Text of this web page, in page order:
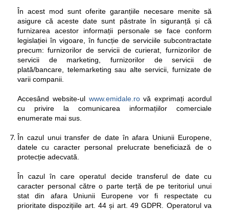
În acest mod sunt oferite garanțiile necesare menite să
asigure că aceste date sunt păstrate în siguranță și că
furnizarea acestor informații personale se face conform
legislației în vigoare, în funcție de serviciile subcontractate
precum: furnizorilor de servicii de curierat, furnizorilor de
servicii de marketing, furnizorilor de servicii de
plată/bancare, telemarketing sau alte servicii, furnizate de
varii companii.
Accesând website-ul www.emidale.rovă exprimați acordul
cu privire la comunicarea informațiilor comerciale
enumerate mai sus.
În cazul unui transfer de date în afara Uniunii Europene,
datele cu caracter personal prelucrate beneficiază de o
protecție adecvată.
În cazul în care operatul decide transferul de date cu
caracter personal către o parte terță de pe teritoriul unui
stat din afara Uniunii Europene vor fi respectate cu
prioritate dispozițiile art. 44 și art. 49 GDPR. Operatorul va